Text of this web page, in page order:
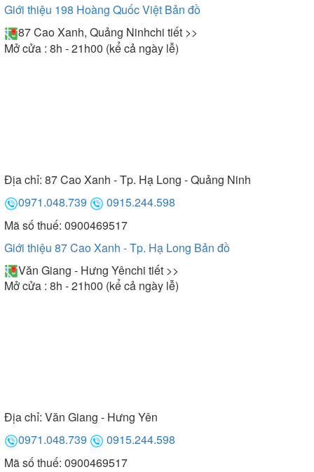
Giới thiệu 198 Hoàng Quốc Việt Bản đồ
87 Cao Xanh, Quảng Ninhchi tiết >>
Mở cửa : 8h - 21h00 (kể cả ngày lễ)
Địa chỉ: 87 Cao Xanh - Tp. Hạ Long - Quảng Ninh
0971.048.739
0915.244.598
Mã số thuế: 0900469517
Giới thiệu 87 Cao Xanh - Tp. Hạ Long Bản đồ
Văn Giang - Hưng Yênchi tiết >>
Mở cửa : 8h - 21h00 (kể cả ngày lễ)
Địa chỉ: Văn Giang - Hưng Yên
0971.048.739
0915.244.598
Mã số thuế: 0900469517